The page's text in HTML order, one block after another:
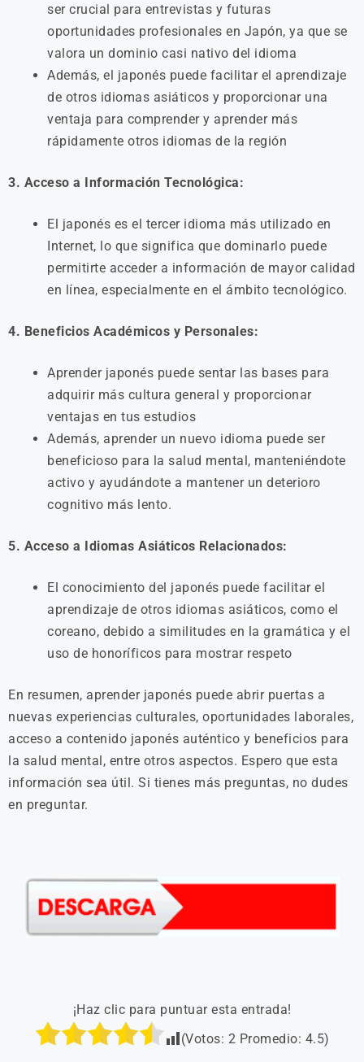
ser crucial para entrevistas y futuras
oportunidades profesionales en Japón, ya que se
valora un dominio casi nativo del idioma
Además, el japonés puede facilitar el aprendizaje
de otros idiomas asiáticos y proporcionar una
ventaja para comprender y aprender más
rápidamente otros idiomas de la región
3. Acceso a Información Tecnológica:
El japonés es el tercer idioma más utilizado en
Internet, lo que significa que dominarlo puede
permitirte acceder a información de mayor calidad
en línea, especialmente en el ámbito tecnológico.
4. Beneficios Académicos y Personales:
Aprender japonés puede sentar las bases para
adquirir más cultura general y proporcionar
ventajas en tus estudios
Además, aprender un nuevo idioma puede ser
beneficioso para la salud mental, manteniéndote
activo y ayudándote a mantener un deterioro
cognitivo más lento.
5. Acceso a Idiomas Asiáticos Relacionados:
El conocimiento del japonés puede facilitar el
aprendizaje de otros idiomas asiáticos, como el
coreano, debido a similitudes en la gramática y el
uso de honoríficos para mostrar respeto
En resumen, aprender japonés puede abrir puertas a
nuevas experiencias culturales, oportunidades laborales,
acceso a contenido japonés auténtico y beneficios para
la salud mental, entre otros aspectos. Espero que esta
información sea útil. Si tienes más preguntas, no dudes
en preguntar.
¡Haz clic para puntuar esta entrada!
(Votos: 2 Promedio: 4.5)